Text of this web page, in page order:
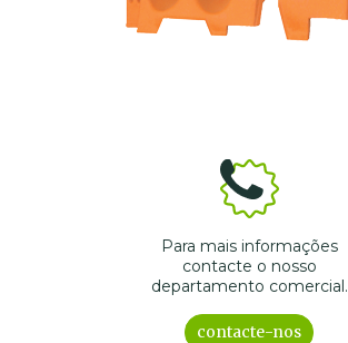
Para mais informações
contacte o nosso
departamento comercial.
contacte-nos